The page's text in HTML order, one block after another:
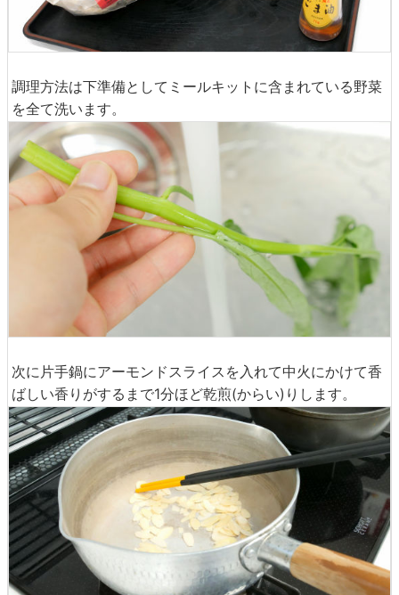
調理方法は下準備としてミールキットに含まれている野菜
を全て洗います。
次に片手鍋にアーモンドスライスを入れて中火にかけて香
ばしい香りがするまで1分ほど乾煎(からい)りします。